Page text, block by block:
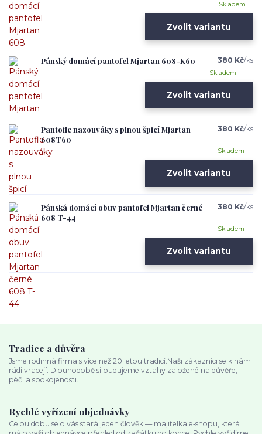
Skladem
Zvolit variantu
Pánský domácí pantofel Mjartan 608-K60 380 Kč/ks
Skladem
Zvolit variantu
Pantofle nazouváky s plnou špicí Mjartan
608T60
380 Kč/ks
Skladem
Zvolit variantu
Pánská domácí obuv pantofel Mjartan černé
608 T-44
380 Kč/ks
Skladem
Zvolit variantu
Tradice a důvěra
Jsme rodinná firma s více než 20 letou tradicí.Naši zákazníci se k nám
rádi vracejí. Dlouhodobě si budujeme vztahy založené na důvěře,
péči a spokojenosti.
Rychlé vyřízení objednávky
Celou dobu se o vás stará jeden člověk — majitelka e‑shopu, která